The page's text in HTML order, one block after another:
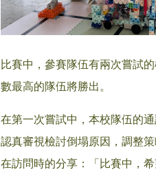
比賽中，參賽隊伍有兩次嘗試
數最高的隊伍將勝出。
在第一次嘗試中，本校隊伍的
認真審視檢討倒塌原因，調整
在訪問時的分享：「比賽中，